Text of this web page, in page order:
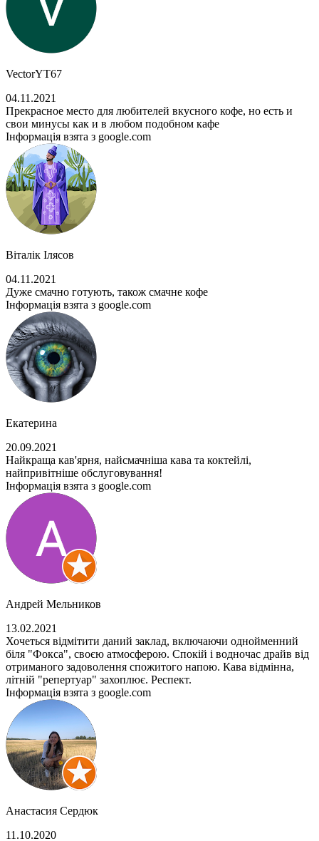
VectorYT67
04.11.2021
Прекрасное место для любителей вкусного кофе, но есть и
свои минусы как и в любом подобном кафе
Інформація взята з google.com
Віталік Ілясов
04.11.2021
Дуже смачно готують, також смачне кофе
Інформація взята з google.com
Екатерина
20.09.2021
Найкраща кав'ярня, найсмачніша кава та коктейлі,
найпривітніше обслуговування!
Інформація взята з google.com
Андрей Мельников
13.02.2021
Хочеться відмітити даний заклад, включаючи однойменний
біля "Фокса", своєю атмосферою. Спокій і водночас драйв від
отриманого задоволення спожитого напою. Кава відмінна,
літній "репертуар" захоплює. Респект.
Інформація взята з google.com
Анастасия Сердюк
11.10.2020